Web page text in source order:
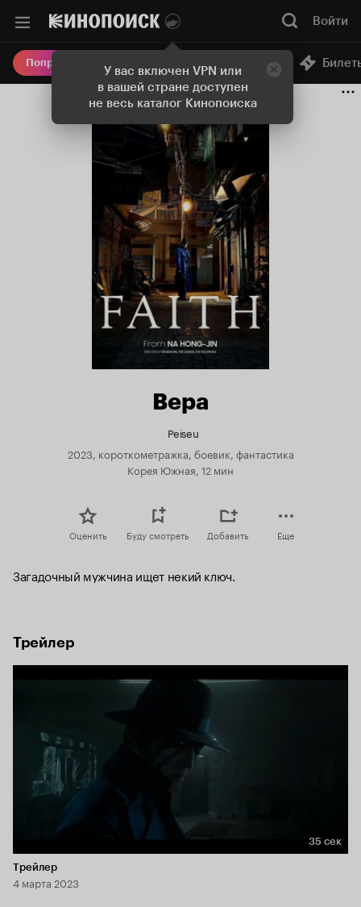
У вас включен VPN или
в вашей стране доступен
не весь каталог Кинопоиска
Войти
Попробовать Плюс Онлайн-кинотеатр
Вера
Peiseu
2023, короткометражка, боевик, фантастика
Корея Южная, 12 мин
Оценить Буду смотреть Добавить Еще
Загадочный мужчина ищет некий ключ.
Трейлер
Длительность 35 сек
35 сек
Трейлер
4 марта 2023